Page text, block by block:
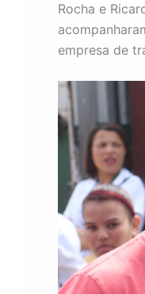
Rocha e
empresa de